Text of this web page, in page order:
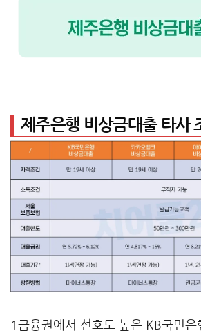
제주은행 비상금대출 타사
1금융권에서 선호도 높은 KB국민